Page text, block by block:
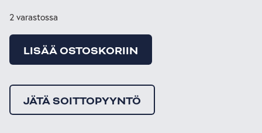
2 varastossa
LISÄÄ OSTOSKORIIN
JÄTÄ SOITTOPYYNTÖ